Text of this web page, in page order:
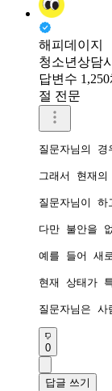
해피데이지
청소년상담
답변수 1,250
절 전문
질문자님의
그래서 현재
질문자님이
다만 불안을
예를 들어 새
현재 상태가
질문자님은
0
답글 쓰기